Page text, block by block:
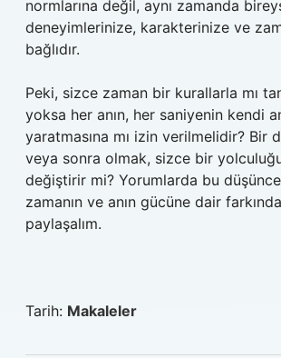
normlarına değil, aynı zamanda
deneyimlerinize, karakterinize ve
bağlıdır.
Peki, sizce zaman bir kurallarla mı
yoksa her anın, her saniyenin kendi
yaratmasına mı izin verilmelidir? Bir
veya sonra olmak, sizce bir
değiştirir mi? Yorumlarda bu
zamanın ve anın gücüne dair
paylaşalım.
Tarih: Makaleler